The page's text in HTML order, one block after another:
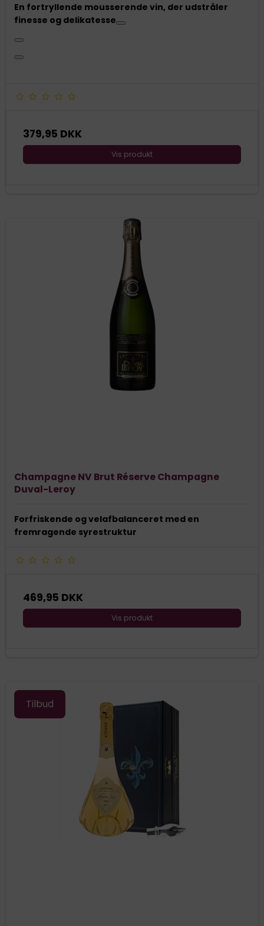
En fortryllende mousserende vin, der udstråler
finesse og delikatesse
379,95 DKK
Vis produkt
Champagne NV Brut Réserve Champagne
Duval-Leroy
Forfriskende og velafbalanceret med en
fremragende syrestruktur
469,95 DKK
Vis produkt
Tilbud